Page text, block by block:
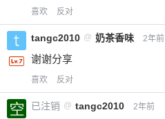
喜欢 反对
tangc2010 @ 奶茶香味 2年前
谢谢分享
喜欢 反对
已注销 @ tangc2010 2年前